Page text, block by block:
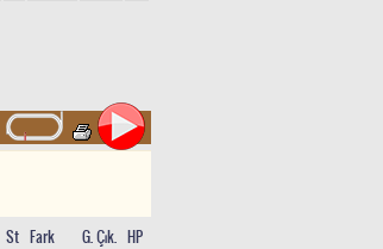
St Fark G. Çık. HP